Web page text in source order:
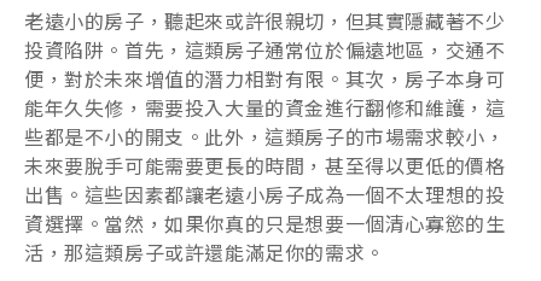
老遠小的房子，聽起來或許很親切，但其實隱藏著不少
投資陷阱。首先，這類房子通常位於偏遠地區，交通不
便，對於未來增值的潛力相對有限。其次，房子本身可
能年久失修，需要投入大量的資金進行翻修和維護，這
些都是不小的開支。此外，這類房子的市場需求較小，
未來要脫手可能需要更長的時間，甚至得以更低的價格
出售。這些因素都讓老遠小房子成為一個不太理想的投
資選擇。當然，如果你真的只是想要一個清心寡慾的生
活，那這類房子或許還能滿足你的需求。